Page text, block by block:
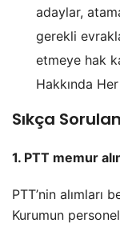
adaylar,
gerekli
etmeye hak
Hakkında
Sıkça
1. PTT memur
PTT’nin alımları
Kurumun